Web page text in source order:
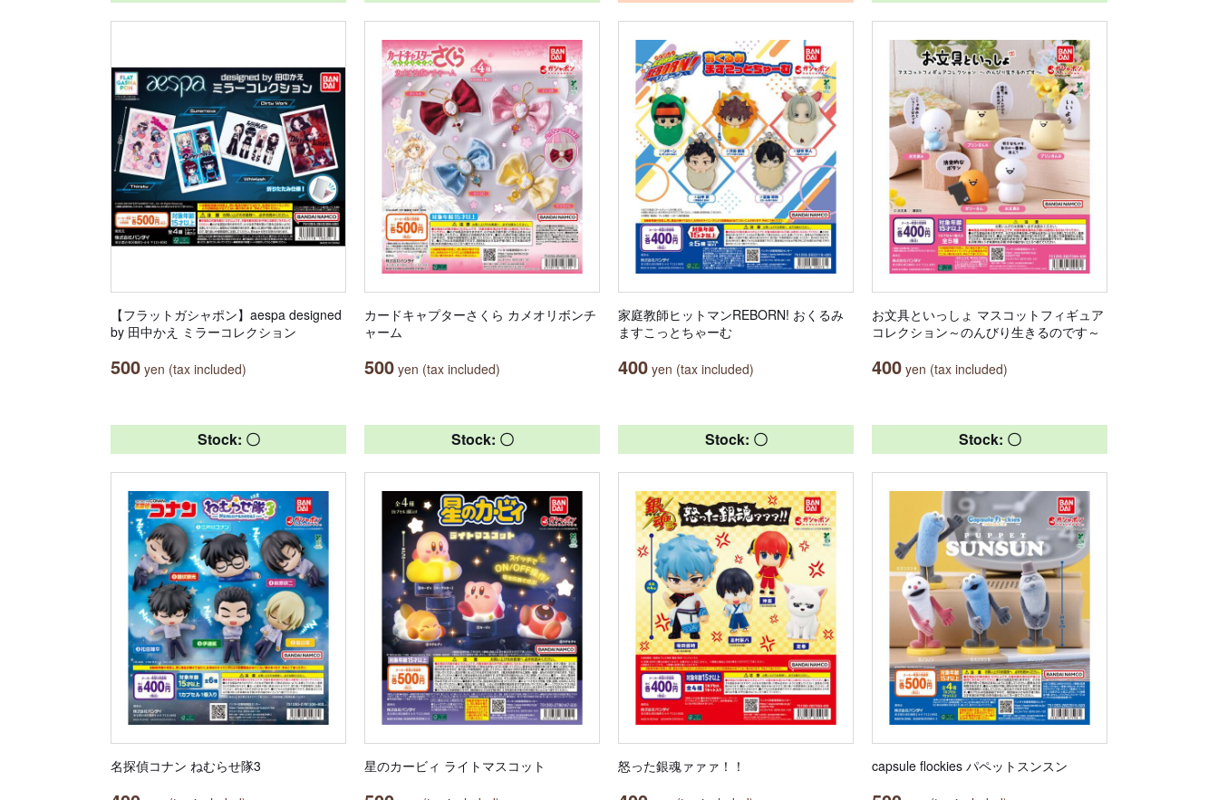
【フラットガシャポン】aespa designed
by 田中かえ ミラーコレクション
500 yen (tax included)
カードキャプターさくら カメオリボンチ
ャーム
500 yen (tax included)
家庭教師ヒットマンREBORN! おくるみ
ますこっとちゃーむ
400 yen (tax included)
お文具といっしょ マスコットフィギュア
コレクション～のんびり生きるのです～
400 yen (tax included)
Stock: 〇
名探偵コナン ねむらせ隊3
Stock: 〇
星のカービィ ライトマスコット
Stock: 〇
怒った銀魂ァァァ！！
Stock: 〇
capsule flockies パペットスンスン